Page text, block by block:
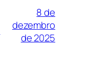
8 de
dezembro
de 2025